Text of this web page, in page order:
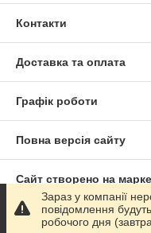
Контакти
Доставка та оплата
Графік роботи
Повна версія сайту
Сайт створено на
Політика
Зараз у компанії
повідомлення
робочого дня